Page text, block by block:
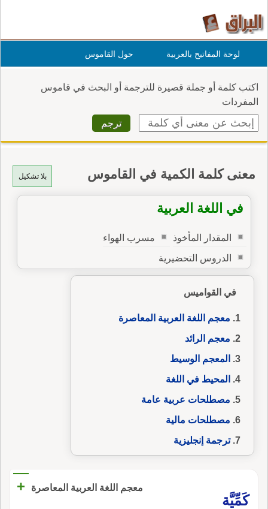
لوحة المفاتيح بالعربية حول القاموس
اكتب كلمة أو جملة قصيرة للترجمة أو البحث في قاموس
المفردات
بلا تشكيل معنى كلمة الكمية في القاموس
في اللغة العربية
المقدار المأخوذ
مسرب الهواء
الدروس التحضيرية
في القواميس
معجم اللغة العربية المعاصرة
معجم الرائد
المعجم الوسيط
المحيط في اللغة
مصطلحات عربية عامة
مصطلحات مالية
ترجمة إنجليزية
معجم اللغة العربية المعاصرة
+
كَمِّيَّة